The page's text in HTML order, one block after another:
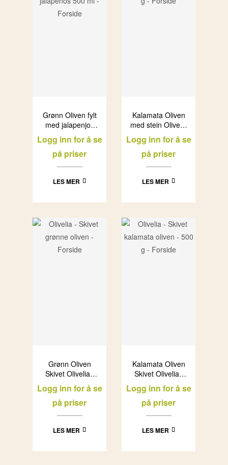
Grønn Oliven fylt
med jalapenjos
Olivelia i glass
(6x500ml)
Logg inn for å se
på priser
LES MER
Kalamata Oliven
med stein Olivelia
i glass (6x500ml)
Logg inn for å se
på priser
LES MER
Grønn Oliven
Skivet Olivelia i
glass (6x500ml)
Logg inn for å se
på priser
LES MER
Kalamata Oliven
Skivet Olivelia i
glass (6x500ml)
Logg inn for å se
på priser
LES MER